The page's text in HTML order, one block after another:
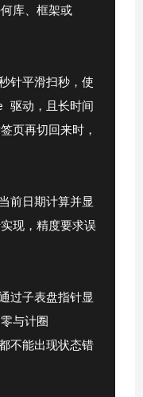
库、框架或
针平滑扫秒，使
动，且长时间
页再切回来时，
前日期计算并显
现，精度要求误
过子表盘指针显
与计圈
不能出现状态错